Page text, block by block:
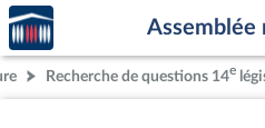
Aller au contenu
Aller en bas de la page
Accèder
à la
page
d'accueil
Assemblée
Recherche de questions 14e